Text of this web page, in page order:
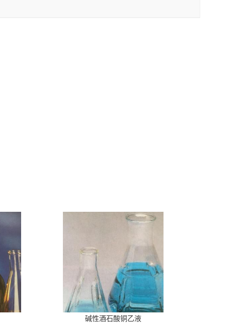
碱性酒石酸铜乙液